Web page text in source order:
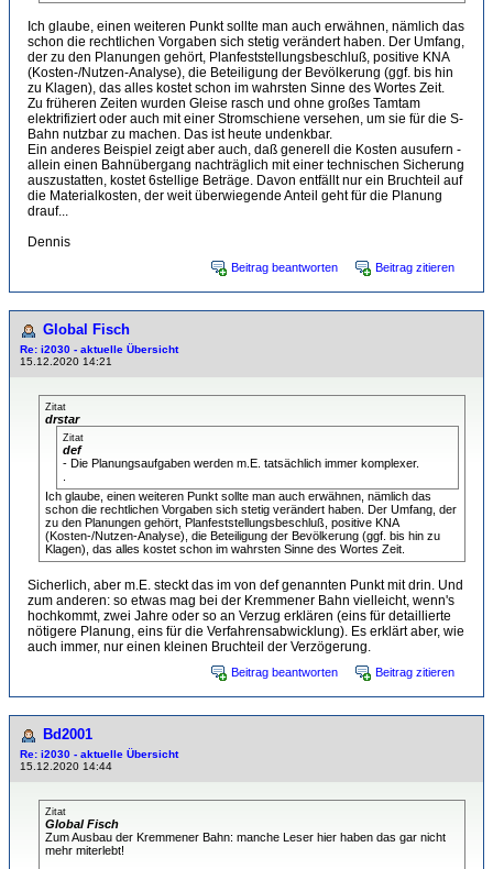
Ich glaube, einen weiteren Punkt sollte man auch erwähnen, nämlich das
schon die rechtlichen Vorgaben sich stetig verändert haben. Der Umfang,
der zu den Planungen gehört, Planfeststellungsbeschluß, positive KNA
(Kosten-/Nutzen-Analyse), die Beteiligung der Bevölkerung (ggf. bis hin
zu Klagen), das alles kostet schon im wahrsten Sinne des Wortes Zeit.
Zu früheren Zeiten wurden Gleise rasch und ohne großes Tamtam
elektrifiziert oder auch mit einer Stromschiene versehen, um sie für die S-
Bahn nutzbar zu machen. Das ist heute undenkbar.
Ein anderes Beispiel zeigt aber auch, daß generell die Kosten ausufern -
allein einen Bahnübergang nachträglich mit einer technischen Sicherung
auszustatten, kostet 6stellige Beträge. Davon entfällt nur ein Bruchteil auf
die Materialkosten, der weit überwiegende Anteil geht für die Planung
drauf...
Dennis
Beitrag beantworten Beitrag zitieren
Global Fisch
Re: i2030 - aktuelle Übersicht
15.12.2020 14:21
Zitat
drstar
Zitat
def
- Die Planungsaufgaben werden m.E. tatsächlich immer komplexer.
Ich glaube, einen weiteren Punkt sollte man auch erwähnen, nämlich das
schon die rechtlichen Vorgaben sich stetig verändert haben. Der Umfang, der
zu den Planungen gehört, Planfeststellungsbeschluß, positive KNA
(Kosten-/Nutzen-Analyse), die Beteiligung der Bevölkerung (ggf. bis hin zu
Klagen), das alles kostet schon im wahrsten Sinne des Wortes Zeit.
Sicherlich, aber m.E. steckt das im von def genannten Punkt mit drin. Und
zum anderen: so etwas mag bei der Kremmener Bahn vielleicht, wenn's
hochkommt, zwei Jahre oder so an Verzug erklären (eins für detaillierte
nötigere Planung, eins für die Verfahrensabwicklung). Es erklärt aber, wie
auch immer, nur einen kleinen Bruchteil der Verzögerung.
Beitrag beantworten Beitrag zitieren
Bd2001
Re: i2030 - aktuelle Übersicht
15.12.2020 14:44
Zitat
Global Fisch
Zum Ausbau der Kremmener Bahn: manche Leser hier haben das gar nicht
mehr miterlebt!